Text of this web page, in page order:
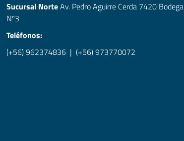
Sucursal NorteAv. Pedro Aguirre Cerda 7420 Bodega
Nº3
Teléfonos:
(+56) 962374836| (+56) 973770072